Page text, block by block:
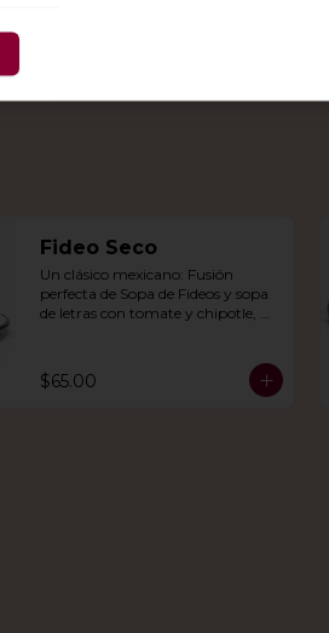
Fideo Seco
Un clásico mexicano: Fusión
perfecta de Sopa de Fideos y sopa
de letras con tomate y chipotle,
$65.00